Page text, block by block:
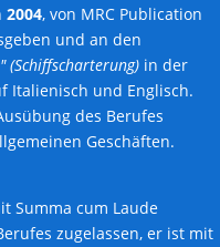
2004, von MRC Publication
und an den
(Schiffscharterung) in der
Italienisch und Englisch.
des Berufes
Geschäften.
Summa cum Laude
zugelassen, er ist mit